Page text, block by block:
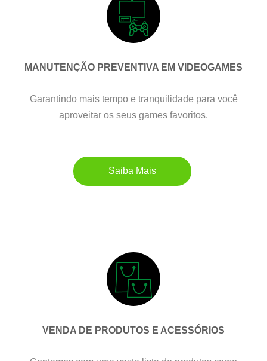
MANUTENÇÃO PREVENTIVA EM VIDEOGAMES
Garantindo mais tempo e tranquilidade para você
aproveitar os seus games favoritos.
Saiba Mais
VENDA DE PRODUTOS E ACESSÓRIOS